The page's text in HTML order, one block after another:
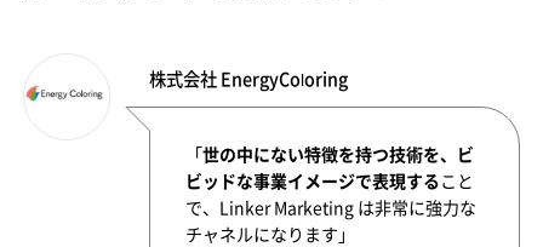
株式会社 EnergyColoring
「 世の中にない特徴を持つ技術を、ビ
ビッドな事業イメージで表現する こと
で、Linker Marketing は非常に強力な
チャネルになります」